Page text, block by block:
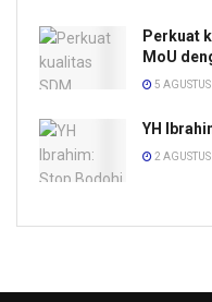
Perkuat
MoU
5
YH
2